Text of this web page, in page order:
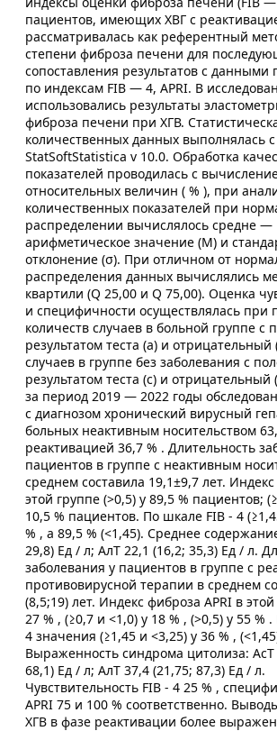
пациентов, имеющих ХВГ с
рассматривалась как референтный
степени фиброза печени для
сопоставления результатов с
по индексам FIB — 4, APRI. В
использовались результаты
фиброза печени при ХГВ.
количественных данных выполнялась
StatSoftStatistica v 10.0. Обработка
показателей проводилась с
относительных величин ( % ), при
количественных показателей при
распределении вычислялось средне —
арифметическое значение (М) и
отклонение (σ). При отличном от
распределения данных вычислялись
квартили (Q 25,00 и Q 75,00). Оценка
и специфичности осуществлялась при
количеств случаев в больной группе
результатом теста (a) и
случаев в группе без заболевания с
результатом теста (c) и отрицательный
за период 2019 — 2022 годы
с диагнозом хронический вирусный
больных неактивным носительством
реактивацией 36,7 % . Длительность
пациентов в группе с неактивным
среднем составила 19,1±9,7 лет.
этой группе (>0,5) у 89,5 % пациентов;
10,5 % пациентов. По шкале FIB - 4
% , а 89,5 % (<1,45). Среднее
29,8) Ед / л; АлТ 22,1 (16,2; 35,3) Ед / л.
заболевания у пациентов в группе с
противовирусной терапии в среднем
(8,5;19) лет. Индекс фиброза APRI в
27 % , (≥0,7 и <1,0) у 18 % , (>0,5) у 55
4 значения (≥1,45 и <3,25) у 36 % ,
Выраженность синдрома цитолиза: АсТ
68,1) Ед / л; АлТ 37,4 (21,75; 87,3) Ед / л.
Чувствительность FIB - 4 25 % ,
APRI 75 и 100 % соответственно.
ХГВ в фазе реактивации более